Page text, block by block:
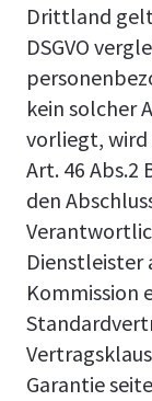
Drittland
DSGVO
kein solcher
vorliegt,
Art. 46 Abs.2
den
Dienstleister
Kommission
Garantie